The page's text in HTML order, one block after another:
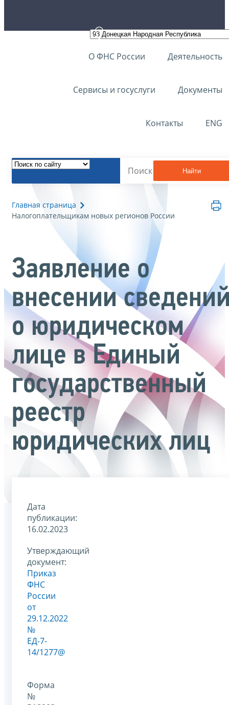
О ФНС России Деятельность
Сервисы и госуслуги Документы
Контакты ENG
Найти
Главная страница
Налогоплательщикам новых регионов России
Заявление о
внесении
о юридическом
лице в Единый
государственный
реестр
юридических лиц
Дата
публикации:
16.02.2023
Утверждающий
документ:
Приказ
ФНС
России
от
29.12.2022
№
ЕД-7-
14/1277@
Форма
№